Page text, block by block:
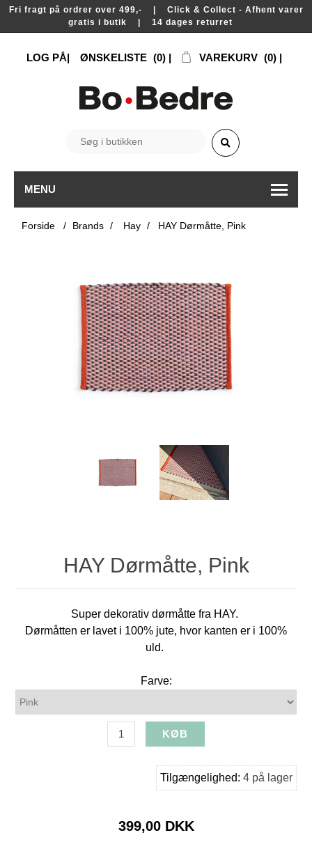
Fri fragt på ordrer over 499,- | Click & Collect - Afhent varer
gratis i butik | 14 dages returret
LOG PÅ ØNSKELISTE (0) VAREKURV (0)
MENU
Forside / Brands / Hay / HAY Dørmåtte, Pink
HAY Dørmåtte, Pink
Super dekorativ dørmåtte fra HAY.
Dørmåtten er lavet i 100% jute, hvor kanten er i 100%
uld.
Farve:
Tilgængelighed: 4 på lager
399,00 DKK